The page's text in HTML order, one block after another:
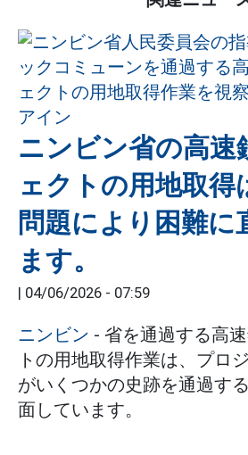
ニンビン省の高速
ェクトの用地取得
問題により困難に
ます。
| 04/06/2026 - 07:59
ニンビン - 省を通過する高
トの用地取得作業は、プロ
がいくつかの史跡を通過す
面しています。